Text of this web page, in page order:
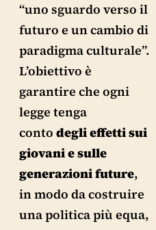
“uno sguardo verso il
futuro e un cambio di
paradigma culturale”.
L’obiettivo è
garantire che ogni
legge tenga
conto degli effetti sui
giovani e sulle
generazioni future,
in modo da costruire
una politica più equa,